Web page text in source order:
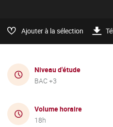
Ajouter à la sélection
Niveau d'étude
BAC +3
Volume horaire
18h